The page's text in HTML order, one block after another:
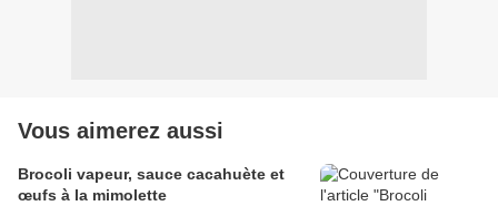
Vous aimerez aussi
Brocoli vapeur, sauce cacahuète et
œufs à la mimolette